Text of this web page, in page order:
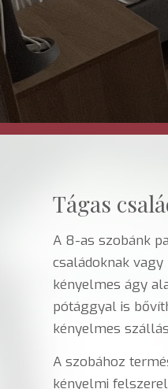
Tágas
A 8-as szobánk
családoknak
kényelmes ágy
pótággyal is
kényelmes
A szobához
kényelmi